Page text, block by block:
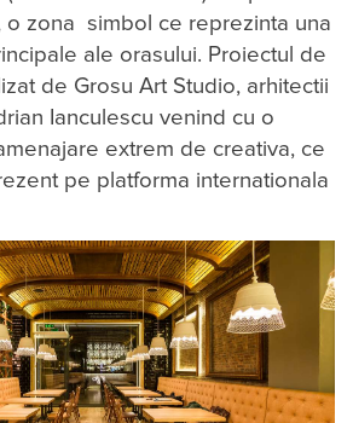
o zona simbol ce reprezinta una
ale orasului. Proiectul de
de Grosu Art Studio, arhitectii
Ianculescu venind cu o
extrem de creativa, ce
pe platforma internationala